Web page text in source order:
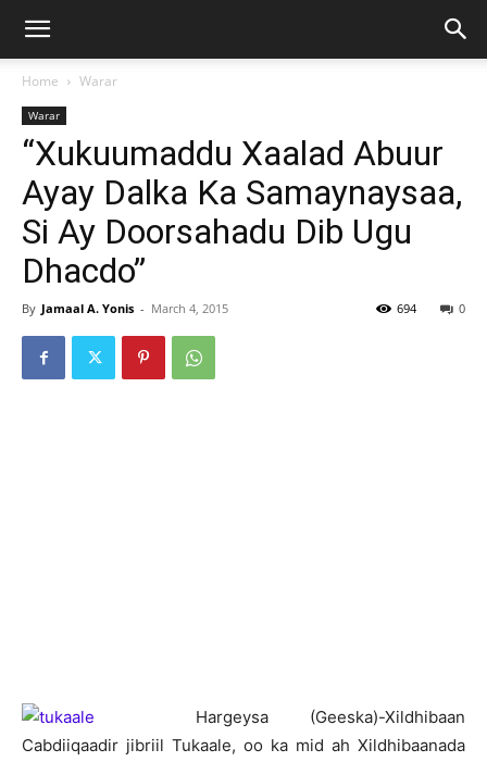
Home Warar
Warar
“Xukuumaddu Xaalad Abuur
Ayay Dalka Ka Samaynaysaa,
Si Ay Doorsahadu Dib Ugu
Dhacdo”
By Jamaal A. Yonis - March 4, 2015 0
694
Hargeysa (Geeska)-Xildhibaan
Cabdiiqaadir jibriil Tukaale, oo ka mid ah Xildhibaanada